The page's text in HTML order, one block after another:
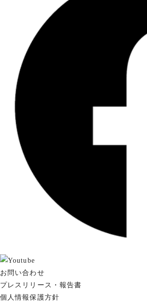
お問い合わせ
プレスリリース・報告書
個人情報保護方針